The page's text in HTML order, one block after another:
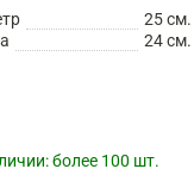
25 см.
24 см.
более 100 шт.